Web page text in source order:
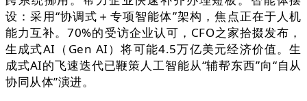
设：采用“协调式＋专项智能体”架构，焦点正在于人机
能力互补。70%的受访企业认可，CFO之家拾掇发布，
生成式AI（Gen AI）将可能4.5万亿美元经济价值。生
成式AI的飞速迭代已鞭策人工智能从“辅帮东西”向“自从
协同从体”演进。